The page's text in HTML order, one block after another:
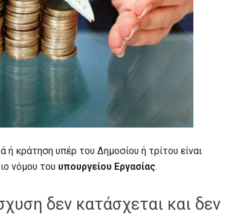
κράτηση υπέρ του Δημοσίου ή τρίτου είναι
νόμου του υπουργείου Εργασίας.
δεν κατάσχεται και δεν